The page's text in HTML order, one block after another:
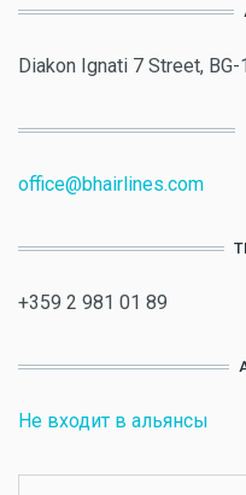
Diakon Ignati 7 Street,
office@bhairlines.com
+359 2 981 01 89
Не входит в альянсы